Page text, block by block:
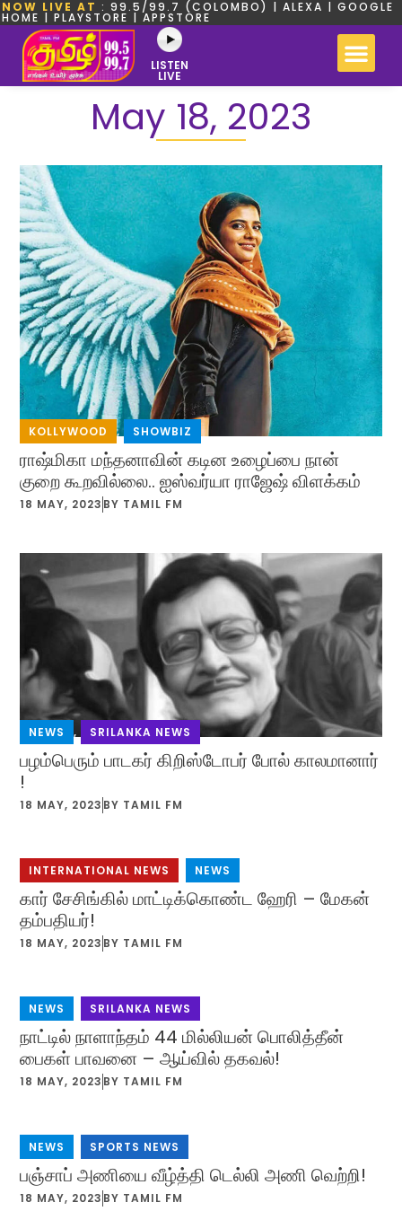
NOW LIVE AT : 99.5/99.7 (COLOMBO) | ALEXA | GOOGLE
HOME | PLAYSTORE | APPSTORE
LISTEN
LIVE
May 18, 2023
KOLLYWOOD , SHOWBIZ
ராஷ்மிகா மந்தனாவின் கடின உழைப்பை நான்
குறை கூறவில்லை.. ஐஸ்வர்யா ராஜேஷ் விளக்கம்
18 MAY, 2023 BY TAMIL FM
NEWS , SRILANKA NEWS
பழம்பெரும் பாடகர் கிறிஸ்டோபர் போல் காலமானார்
!
18 MAY, 2023 BY TAMIL FM
INTERNATIONAL NEWS NEWS
கார் சேசிங்கில் மாட்டிக்கொண்ட ஹேரி – மேகன்
தம்பதியர்!
18 MAY, 2023 BY TAMIL FM
NEWS SRILANKA NEWS
நாட்டில் நாளாந்தம் 44 மில்லியன் பொலித்தீன்
பைகள் பாவனை – ஆய்வில் தகவல்!
18 MAY, 2023 BY TAMIL FM
NEWS SPORTS NEWS
பஞ்சாப் அணியை வீழ்த்தி டெல்லி அணி வெற்றி!
18 MAY, 2023 BY TAMIL FM